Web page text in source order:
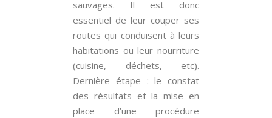
sauvages. Il est donc
essentiel de leur couper ses
routes qui conduisent à leurs
habitations ou leur nourriture
(cuisine, déchets, etc).
Dernière étape : le constat
des résultats et la mise en
place d’une procédure